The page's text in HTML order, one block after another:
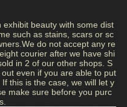
beauty with some dist
such as stains, scars or sc
do not accept any re
courier after we have shi
in 2 of our other shops. S
even if you are able to put
this is the case, we will let y
make sure before you purc